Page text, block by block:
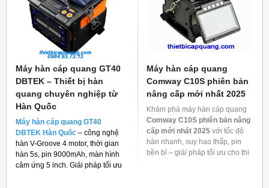
Máy hàn cáp quang GT40
DBTEK – Thiết bị hàn
quang chuyên nghiệp từ
Hàn Quốc
Máy hàn cáp quang GT40
DBTEK Hàn Quốc – công nghệ
hàn V-Groove 4 motor, thời gian
hàn 5s, pin 9000mAh, màn hình
cảm ứng 5 inch. Giải pháp tối ưu
Máy hàn cáp quang
Comway C10S phiên bản
nâng cấp mới nhất 2025
Khám phá máy hàn cáp quang
Comway C10S phiên bản nâng
cấp mới nhất 2025 với tốc độ
hàn nhanh, suy hao thấp, pin
bền bỉ – giải pháp tối ưu cho thi